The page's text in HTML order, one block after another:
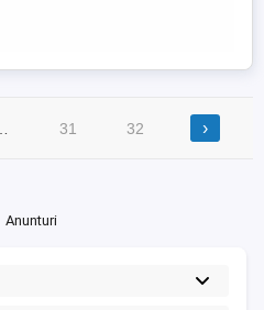
31 32 ›
Anunturi